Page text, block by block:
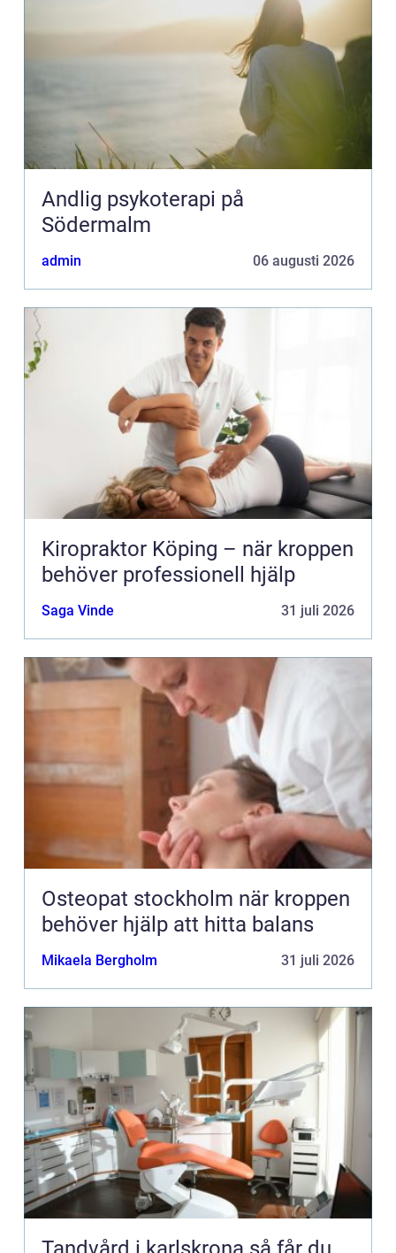
Andlig psykoterapi på
Södermalm
admin 06 augusti 2026
Kiropraktor Köping – när kroppen
behöver professionell hjälp
Saga Vinde 31 juli 2026
Osteopat stockholm när kroppen
behöver hjälp att hitta balans
Mikaela Bergholm 31 juli 2026